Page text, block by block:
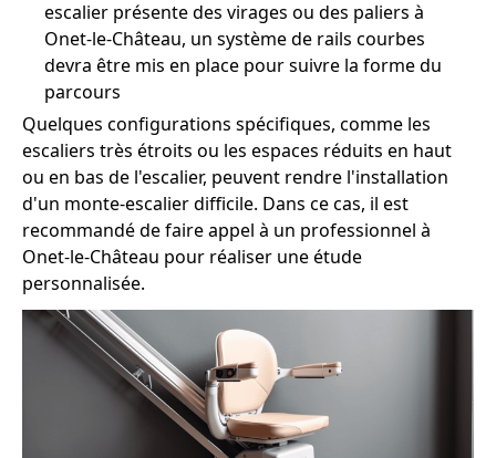
escalier présente des virages ou des paliers à
Onet-le-Château, un système de rails courbes
devra être mis en place pour suivre la forme du
parcours
Quelques configurations spécifiques, comme les
escaliers très étroits ou les espaces réduits en haut
ou en bas de l'escalier, peuvent rendre l'installation
d'un monte-escalier difficile. Dans ce cas, il est
recommandé de faire appel à un professionnel à
Onet-le-Château pour réaliser une étude
personnalisée.